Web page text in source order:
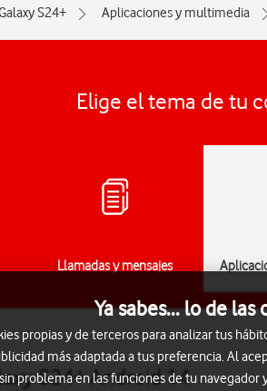
S24+ Aplicaciones y multimedia
Elige el tema de tu
Llamadas y mensajes
S24+ Android 14
Ya sabes... lo de las
propias y de terceros para analizar tus
más adaptada a tus preferencia. Al
problema en las funciones de tu navegador